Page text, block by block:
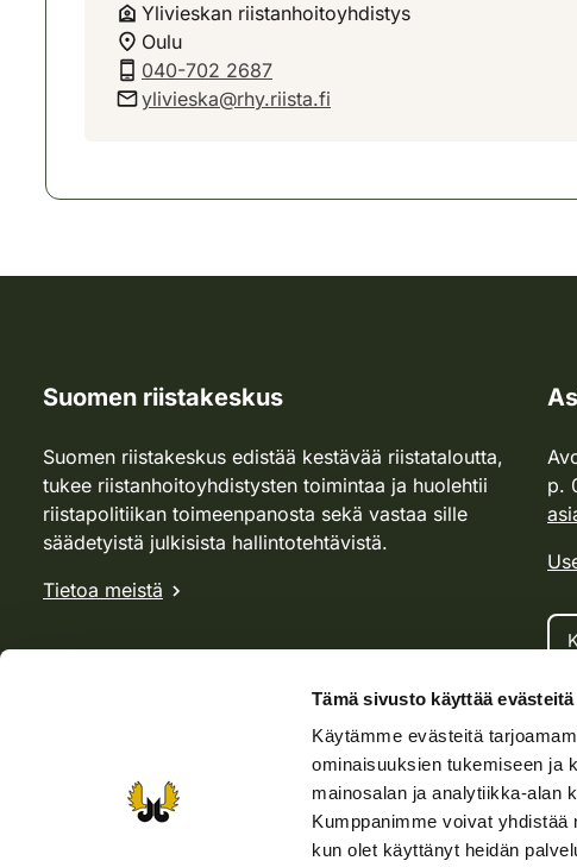
Tämä sivusto käyttää evästeitä
Käytämme evästeitä
ominaisuuksien tukemiseen ja
mainosalan ja analytiikka-alan
Kumppanimme voivat yhdistää
kun olet käyttänyt heidän
Ylivieskan riistanhoitoyhdistys
Oulu
040-702 2687
ylivieska@rhy.riista.fi
Suomen riistakeskus
Suomen riistakeskus edistää kestävää riistataloutta,
tukee riistanhoitoyhdistysten toimintaa ja huolehtii
riistapolitiikan toimeenpanosta sekä vastaa sille
säädetyistä julkisista hallintotehtävistä.
Tietoa meistä
p.